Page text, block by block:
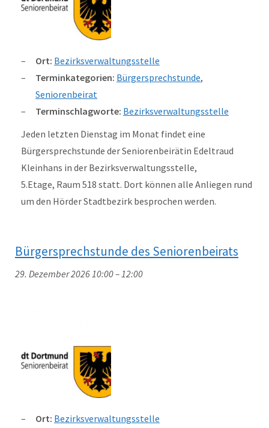
Ort: Bezirksverwaltungsstelle
Terminkategorien: Bürgersprechstunde,
Seniorenbeirat
Terminschlagworte: Bezirksverwaltungsstelle
Jeden letzten Dienstag im Monat findet eine
Bürgersprechstunde der Seniorenbeirätin Edeltraud
Kleinhans in der Bezirksverwaltungsstelle,
5.Etage, Raum 518 statt. Dort können alle Anliegen rund
um den Hörder Stadtbezirk besprochen werden.
Bürgersprechstunde des Seniorenbeirats
29. Dezember 2026 10:00–12:00
Ort: Bezirksverwaltungsstelle